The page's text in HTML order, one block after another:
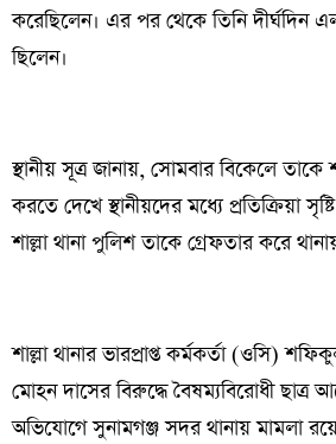
করেছিলেন। এর পর থেকে তিনি দীর্ঘদিন
ছিলেন।
স্থানীয় সূত্র জানায়, সোমবার বিকেলে তাকে
করতে দেখে স্থানীয়দের মধ্যে প্রতিক্রিয়া
শাল্লা থানা পুলিশ তাকে গ্রেফতার করে
শাল্লা থানার ভারপ্রাপ্ত কর্মকর্তা (ওসি)
মোহন দাসের বিরুদ্ধে বৈষম্যবিরোধী ছাত্র
অভিযোগে সুনামগঞ্জ সদর থানায় মামলা